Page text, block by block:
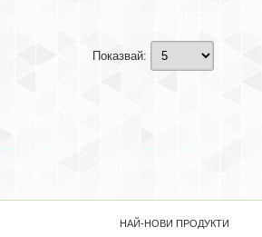
Показвай:
НАЙ-НОВИ ПРОДУКТИ